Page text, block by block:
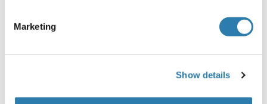
Marketing
Show details
Preparation method: in vitro, wheat germ expression
Beschränkungen